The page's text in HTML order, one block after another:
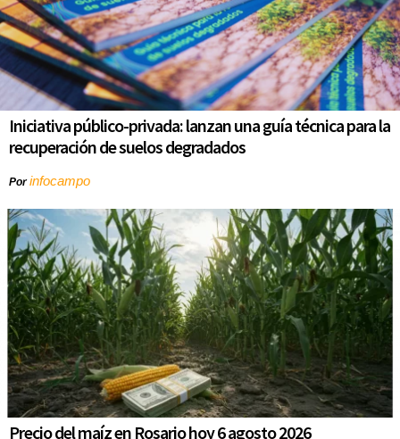
Iniciativa público-privada: lanzan una guía técnica para la
recuperación de suelos degradados
Porinfocampo
Precio del maíz en Rosario hoy 6 agosto 2026